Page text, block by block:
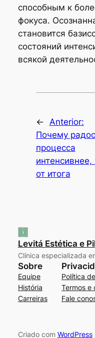
способным к
фокуса.
становится
состояний
всякой
←
Anterior:
Почему
процесса
от итога
Levitá Estética e
Clínica especializada
Sobre
Equipe
História
Carreiras
Política
Termos e
Fale
Criado com WordPress